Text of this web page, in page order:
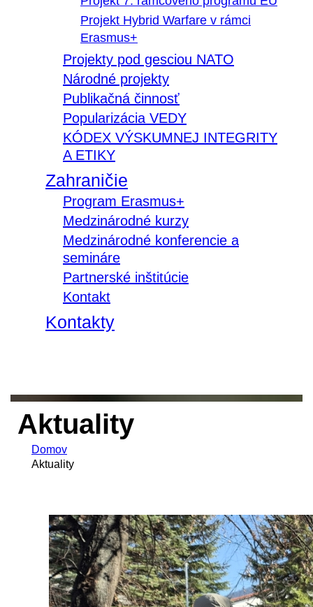
Projekt Hybrid Warfare v rámci
Erasmus+
Projekty pod gesciou NATO
Národné projekty
Publikačná činnosť
Popularizácia VEDY
KÓDEX VÝSKUMNEJ INTEGRITY
A ETIKY
Zahraničie
Program Erasmus+
Medzinárodné kurzy
Medzinárodné konferencie a
semináre
Partnerské inštitúcie
Kontakt
Kontakty
Aktuality
Domov
Aktuality